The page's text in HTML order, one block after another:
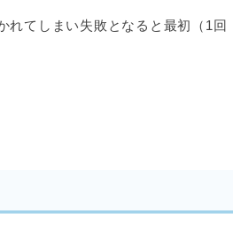
れてしまい失敗となると最初（1回